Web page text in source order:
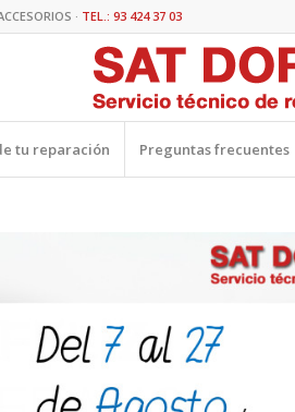
· TEL.: 93 424 37 03
tu reparación Preguntas frecuentes